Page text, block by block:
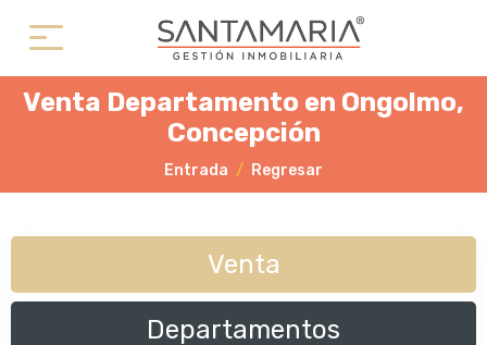
Venta Departamento en Ongolmo,
Concepción
Entrada Regresar
Venta
Departamentos